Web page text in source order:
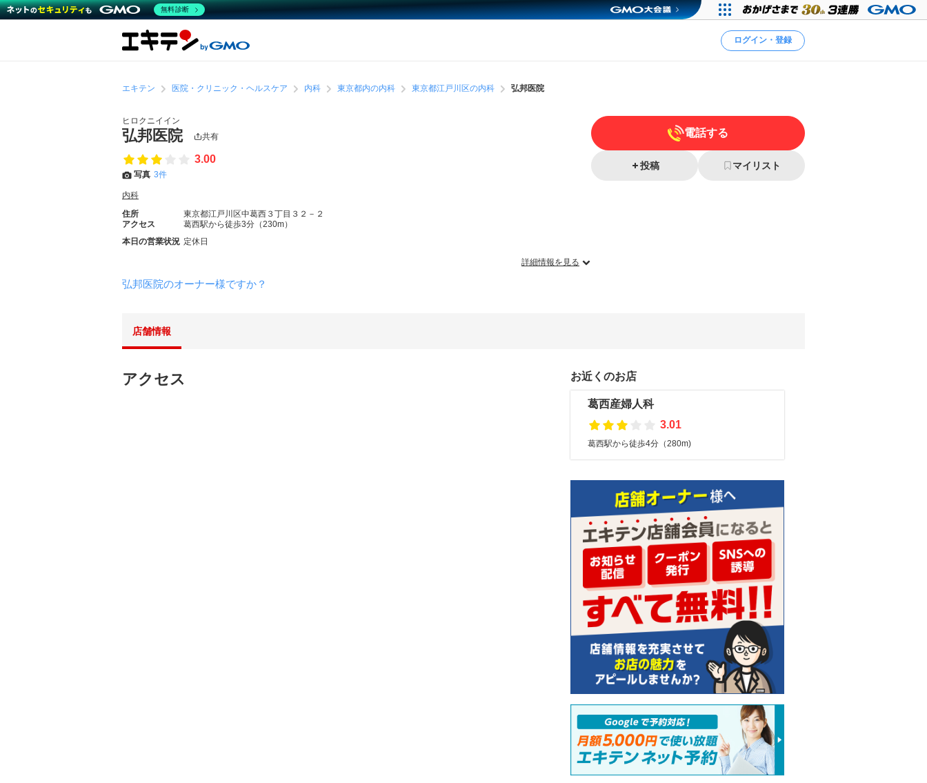
ログイン・登録
エキテン 医院・クリニック・ヘルスケア 内科 東京都内の内科 東京都江戸川区の内科 弘邦医院
ヒロクニイイン
弘邦医院 共有
3.00
写真 3件
内科
住所
東京都江戸川区中葛西３丁目３２－２
アクセス
葛西駅から徒歩3分（230m）
本日の営業状況 定休日
詳細情報を見る
弘邦医院のオーナー様ですか？
電話する
投稿 マイリスト
店舗情報
アクセス お近くのお店
葛西産婦人科
3.01
葛西駅から徒歩4分（280m)
無料診断